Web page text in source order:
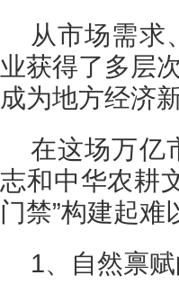
从市场需求
业获得了多层
成为地方经济
在这场万亿
志和中华农耕
门禁”构建起难
1、自然禀